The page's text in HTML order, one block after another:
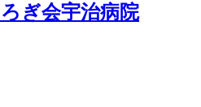
ぎ会宇治病院